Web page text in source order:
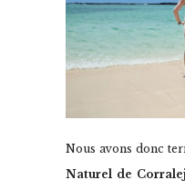
Nous avons donc
Naturel de